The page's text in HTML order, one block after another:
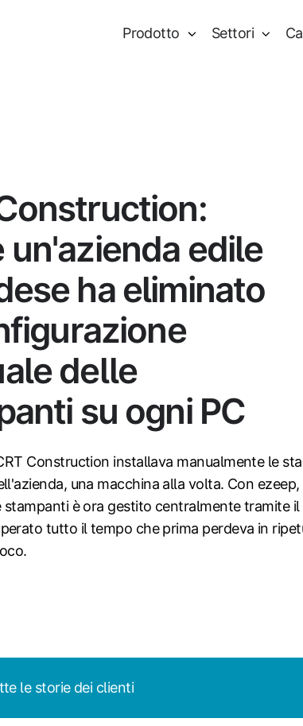
Prodotto Settori
un'azienda edile
ha eliminato
delle
su ogni PC
Construction installava manualmente le
una macchina alla volta. Con ezeep,
stampanti è ora gestito centralmente tramite il
tutto il tempo che prima perdeva in
le storie dei clienti